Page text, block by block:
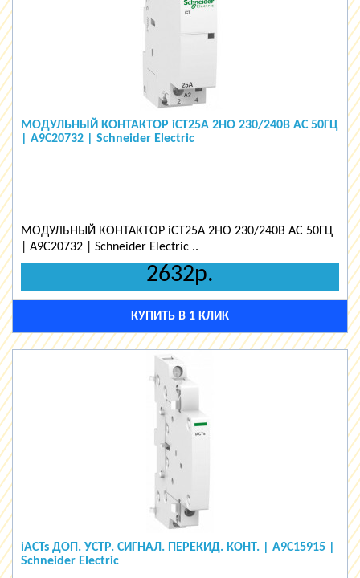
МОДУЛЬНЫЙ КОНТАКТОР iCT25A 2НО 230/240В АС 50ГЦ
| A9C20732 | Schneider Electric
МОДУЛЬНЫЙ КОНТАКТОР iCT25A 2НО 230/240В АС 50ГЦ
| A9C20732 | Schneider Electric ..
2632р.
КУПИТЬ В 1 КЛИК
iACTs ДОП. УСТР. СИГНАЛ. ПЕРЕКИД. КОНТ. | A9C15915 |
Schneider Electric